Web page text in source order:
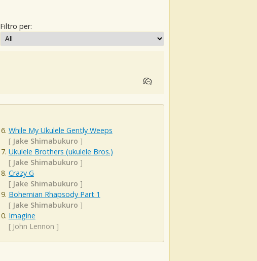
Filtro per:
While My Ukulele Gently Weeps
[ Jake Shimabukuro ]
Ukulele Brothers (ukulele Bros.)
[ Jake Shimabukuro ]
Crazy G
[ Jake Shimabukuro ]
Bohemian Rhapsody Part 1
[ Jake Shimabukuro ]
Imagine
[ John Lennon ]